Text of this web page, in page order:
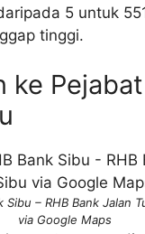
5 untuk
tinggi.
ke
Sibu – RHB Bank Jalan
via Google Maps